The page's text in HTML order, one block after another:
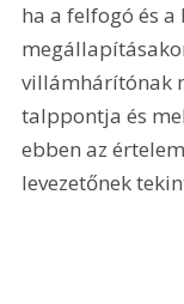
ha a felfogó és
villámhárítónak
talppontja és
ebben az
levezetőnek